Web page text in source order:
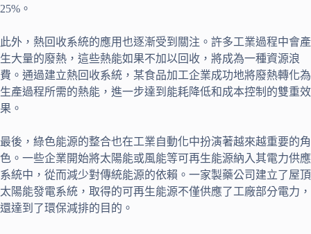
25%。
此外，熱回收系統的應用也逐漸受到關注。許多工業過程中會產
生大量的廢熱，這些熱能如果不加以回收，將成為一種資源浪
費。通過建立熱回收系統，某食品加工企業成功地將廢熱轉化為
生產過程所需的熱能，進一步達到能耗降低和成本控制的雙重效
果。
最後，綠色能源的整合也在工業自動化中扮演著越來越重要的角
色。一些企業開始將太陽能或風能等可再生能源納入其電力供應
系統中，從而減少對傳統能源的依賴。一家製藥公司建立了屋頂
太陽能發電系統，取得的可再生能源不僅供應了工廠部分電力，
還達到了環保減排的目的。